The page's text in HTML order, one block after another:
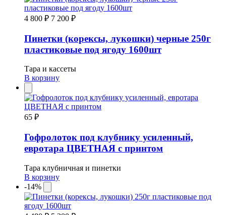
4 800 ₽ 7 200 ₽
Пинетки (корексы, лукошки) черные 250г
пластиковые под ягоду 1600шт
Тара и кассеты
В корзину
65 ₽
Гофролоток под клубнику усиленный,
евротара ЦВЕТНАЯ с принтом
Тара клубничная и пинетки
В корзину
-14%